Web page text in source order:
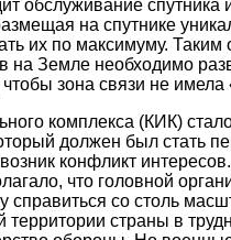
обслуживание спутника
на спутнике
их по максимуму.
на Земле необходимо
зона связи не имела
комплекса (КИК)
должен был стать
конфликт
что головной
со столь
страны в